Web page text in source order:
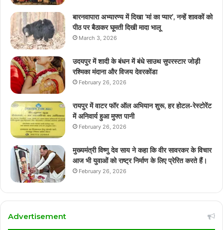
बारनवापारा अभ्यारण्य में दिखा ‘मां का प्यार’, नन्हें शावकों को
पीठ पर बैठाकर घूमती दिखी मादा भालू
March 3, 2026
उदयपुर में शादी के बंधन में बंधे साउथ सुपरस्टार जोड़ी
रश्मिका मंदाना और विजय देवरकोंडा
February 26, 2026
रायपुर में वाटर फॉर ऑल अभियान शुरू, हर होटल-रेस्टोरेंट
में अनिवार्य हुआ मुफ्त पानी
February 26, 2026
मुख्यमंत्री विष्णु देव साय ने कहा कि वीर सावरकर के विचार
आज भी युवाओं को राष्ट्र निर्माण के लिए प्रेरित करते हैं।
February 26, 2026
Advertisement